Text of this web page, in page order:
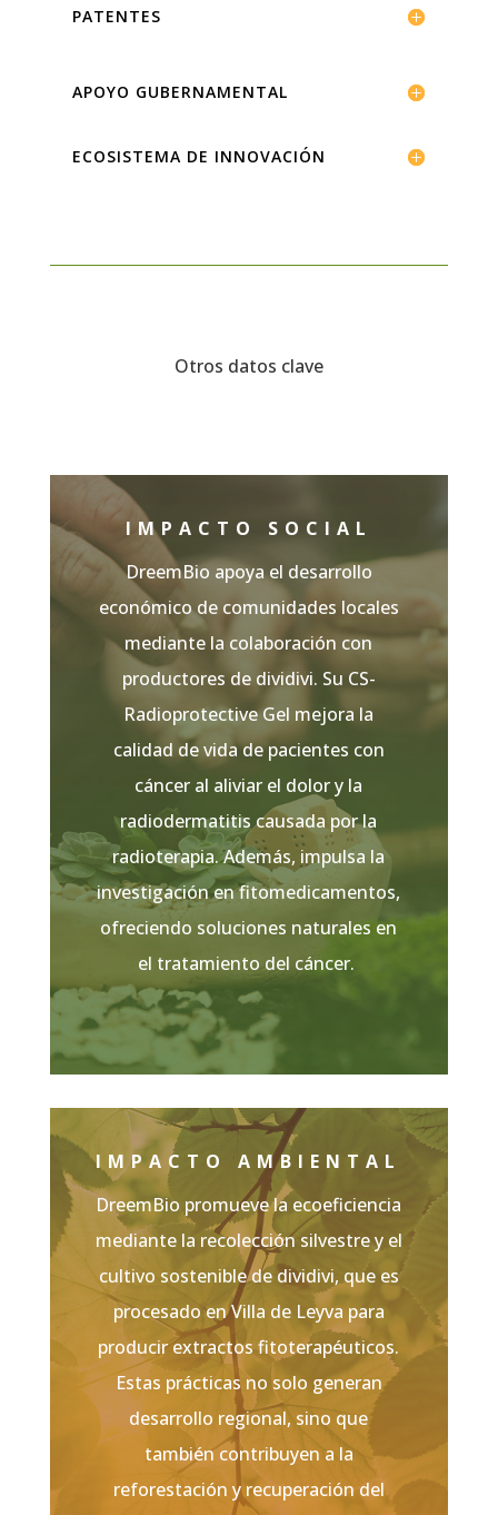
PATENTES
APOYO GUBERNAMENTAL
ECOSISTEMA DE INNOVACIÓN
Otros datos clave
IMPACTO SOCIAL
DreemBio apoya el desarrollo
económico de comunidades locales
mediante la colaboración con
productores de dividivi. Su CS-
Radioprotective Gel mejora la
calidad de vida de pacientes con
cáncer al aliviar el dolor y la
radiodermatitis causada por la
radioterapia. Además, impulsa la
investigación en fitomedicamentos,
ofreciendo soluciones naturales en
el tratamiento del cáncer.
IMPACTO AMBIENTAL
DreemBio promueve la ecoeficiencia
mediante la recolección silvestre y el
cultivo sostenible de dividivi, que es
procesado en Villa de Leyva para
producir extractos fitoterapéuticos.
Estas prácticas no solo generan
desarrollo regional, sino que
también contribuyen a la
reforestación y recuperación del